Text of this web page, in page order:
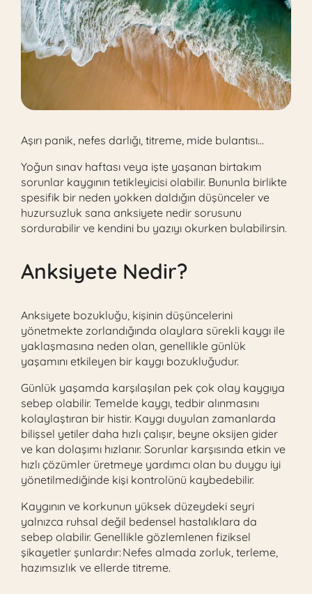
Aşırı panik, nefes darlığı, titreme, mide bulantısı…
Yoğun sınav haftası veya işte yaşanan birtakım
sorunlar kaygının tetikleyicisi olabilir. Bununla birlikte
spesifik bir neden yokken daldığın düşünceler ve
huzursuzluk sana anksiyete nedir sorusunu
sordurabilir ve kendini bu yazıyı okurken bulabilirsin.
Anksiyete Nedir?
Anksiyete bozukluğu, kişinin düşüncelerini
yönetmekte zorlandığında olaylara sürekli kaygı ile
yaklaşmasına neden olan, genellikle günlük
yaşamını etkileyen bir kaygı bozukluğudur.
Günlük yaşamda karşılaşılan pek çok olay kaygıya
sebep olabilir. Temelde kaygı, tedbir alınmasını
kolaylaştıran bir histir. Kaygı duyulan zamanlarda
bilişsel yetiler daha hızlı çalışır, beyne oksijen gider
ve kan dolaşımı hızlanır. Sorunlar karşısında etkin ve
hızlı çözümler üretmeye yardımcı olan bu duygu iyi
yönetilmediğinde kişi kontrolünü kaybedebilir.
Kaygının ve korkunun yüksek düzeydeki seyri
yalnızca ruhsal değil bedensel hastalıklara da
sebep olabilir. Genellikle gözlemlenen fiziksel
şikayetler şunlardır: Nefes almada zorluk, terleme,
hazımsızlık ve ellerde titreme.